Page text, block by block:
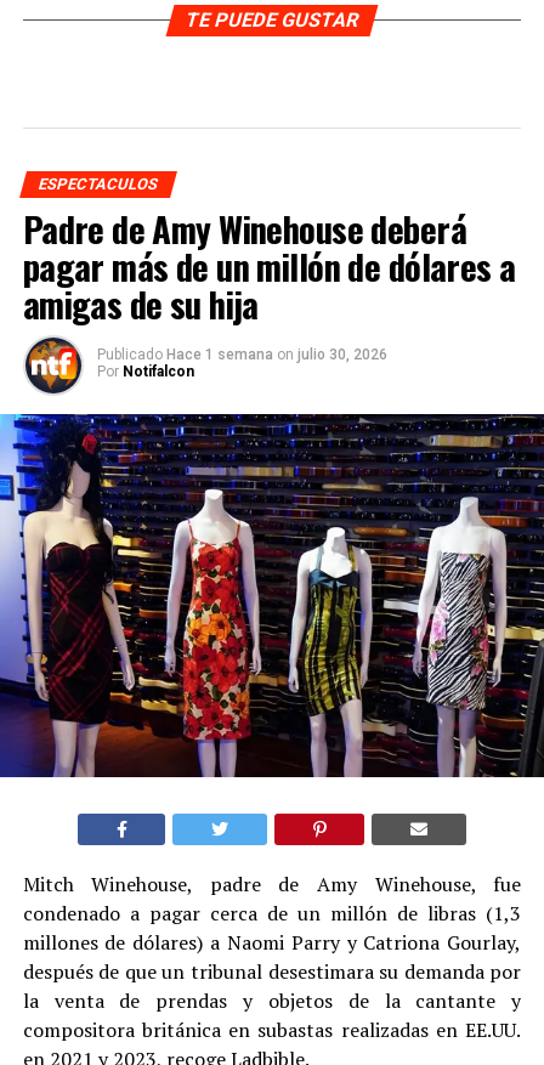
TE PUEDE GUSTAR
ESPECTACULOS
Padre de Amy Winehouse deberá
pagar más de un millón de dólares a
amigas de su hija
Publicado Hace 1 semana on julio 30, 2026
Por Notifalcon
Mitch Winehouse, padre de Amy Winehouse, fue
condenado a pagar cerca de un millón de libras (1,3
millones de dólares) a Naomi Parry y Catriona Gourlay,
después de que un tribunal desestimara su demanda por
la venta de prendas y objetos de la cantante y
compositora británica en subastas realizadas en EE.UU.
en 2021 y 2023, recoge Ladbible.